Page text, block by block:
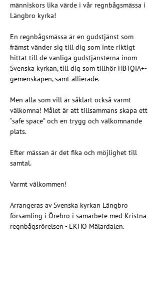
människors lika värde i vår regnbågsmässa i
Längbro kyrka!
En regnbågsmässa är en gudstjänst som
främst vänder sig till dig som inte riktigt
hittat till de vanliga gudstjänsterna inom
Svenska kyrkan, till dig som tillhör HBTQIA+-
gemenskapen, samt allierade.
Men alla som vill är såklart också varmt
välkomna! Målet är att tillsammans skapa ett
“safe space” och en trygg och välkomnande
plats.
Efter mässan är det fika och möjlighet till
samtal.
Varmt välkommen!
Arrangeras av Svenska kyrkan Längbro
församling i Örebro i samarbete med Kristna
regnbågsrörelsen - EKHO Mälardalen.